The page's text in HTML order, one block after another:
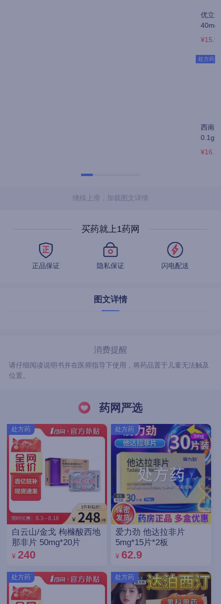
优立通 非布司他片
安多昔/爱力生 依托
考昔片 60mg*7片
继续上滑，加载图文详情
买药就上1药网
正品保证 隐私保证 闪电配送
图文详情
消费提醒
请仔细阅读说明书并在医师指导下使用，将药品置于儿童无法触及
位置。
药网严选
处方药
白云山/金戈 枸橼酸西地
那非片 50mg*20片
¥ 240
处方药
处方药
爱力劲 他达拉非片
5mg*15片*2板
¥ 62.9
处方药